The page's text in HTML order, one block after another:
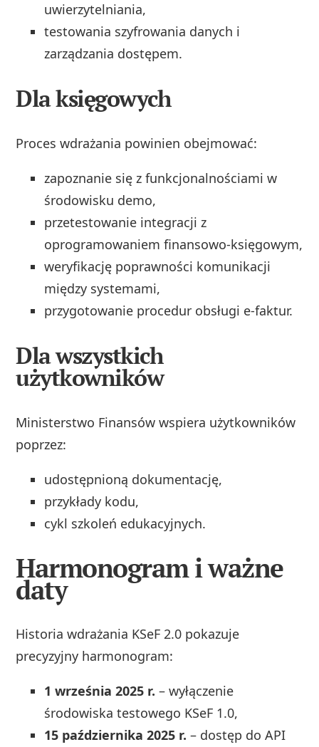
uwierzytelniania,
testowania szyfrowania danych i
zarządzania dostępem.
Dla księgowych
Proces wdrażania powinien obejmować:
zapoznanie się z funkcjonalnościami w
środowisku demo,
przetestowanie integracji z
oprogramowaniem finansowo-księgowym,
weryfikację poprawności komunikacji
między systemami,
przygotowanie procedur obsługi e-faktur.
Dla wszystkich
użytkowników
Ministerstwo Finansów wspiera użytkowników
poprzez:
udostępnioną dokumentację,
przykłady kodu,
cykl szkoleń edukacyjnych.
Harmonogram i ważne
daty
Historia wdrażania KSeF 2.0 pokazuje
precyzyjny harmonogram:
1 września 2025 r. – wyłączenie
środowiska testowego KSeF 1.0,
15 października 2025 r. – dostęp do API